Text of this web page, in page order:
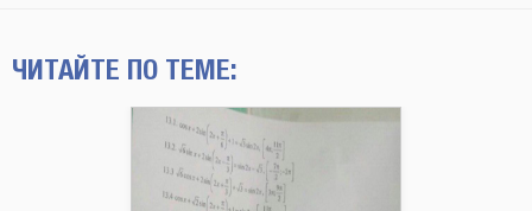
ЧИТАЙТЕ ПО ТЕМЕ: